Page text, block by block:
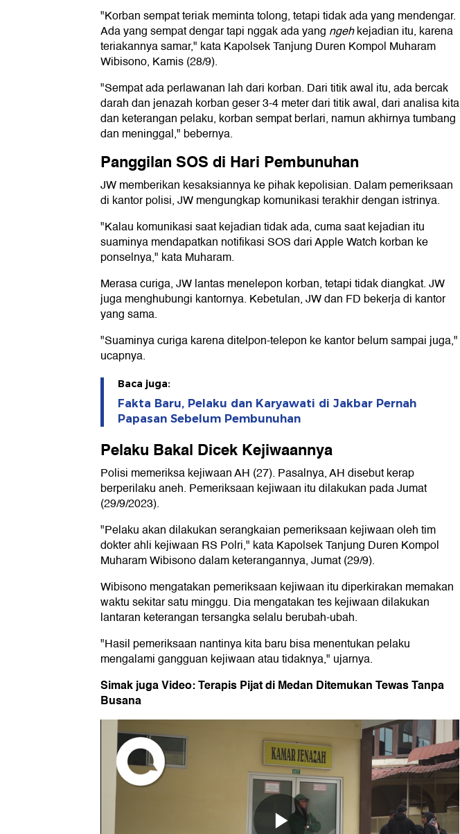
"Korban sempat teriak meminta tolong, tetapi tidak ada yang mendengar.
Ada yang sempat dengar tapi nggak ada yang ngehkejadian itu, karena
teriakannya samar," kata Kapolsek Tanjung Duren Kompol Muharam
Wibisono, Kamis (28/9).
"Sempat ada perlawanan lah dari korban. Dari titik awal itu, ada bercak
darah dan jenazah korban geser 3-4 meter dari titik awal, dari analisa kita
dan keterangan pelaku, korban sempat berlari, namun akhirnya tumbang
dan meninggal," bebernya.
Panggilan SOS di Hari Pembunuhan
JW memberikan kesaksiannya ke pihak kepolisian. Dalam pemeriksaan
di kantor polisi, JW mengungkap komunikasi terakhir dengan istrinya.
"Kalau komunikasi saat kejadian tidak ada, cuma saat kejadian itu
suaminya mendapatkan notifikasi SOS dari Apple Watch korban ke
ponselnya," kata Muharam.
Merasa curiga, JW lantas menelepon korban, tetapi tidak diangkat. JW
juga menghubungi kantornya. Kebetulan, JW dan FD bekerja di kantor
yang sama.
"Suaminya curiga karena ditelpon-telepon ke kantor belum sampai juga,"
ucapnya.
Baca juga:
Fakta Baru, Pelaku dan Karyawati di Jakbar Pernah
Papasan Sebelum Pembunuhan
Pelaku Bakal Dicek Kejiwaannya
Polisi memeriksa kejiwaan AH (27). Pasalnya, AH disebut kerap
berperilaku aneh. Pemeriksaan kejiwaan itu dilakukan pada Jumat
(29/9/2023).
"Pelaku akan dilakukan serangkaian pemeriksaan kejiwaan oleh tim
dokter ahli kejiwaan RS Polri," kata Kapolsek Tanjung Duren Kompol
Muharam Wibisono dalam keterangannya, Jumat (29/9).
Wibisono mengatakan pemeriksaan kejiwaan itu diperkirakan memakan
waktu sekitar satu minggu. Dia mengatakan tes kejiwaan dilakukan
lantaran keterangan tersangka selalu berubah-ubah.
"Hasil pemeriksaan nantinya kita baru bisa menentukan pelaku
mengalami gangguan kejiwaan atau tidaknya," ujarnya.
Simak juga Video: Terapis Pijat di Medan Ditemukan Tewas Tanpa
Busana